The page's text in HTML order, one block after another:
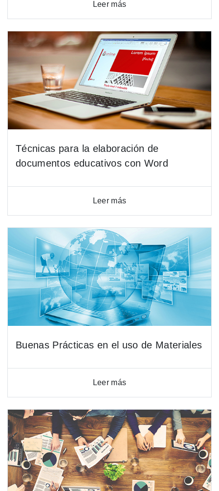
Leer más
Técnicas para la elaboración de
documentos educativos con Word
Leer más
Buenas Prácticas en el uso de Materiales
Leer más